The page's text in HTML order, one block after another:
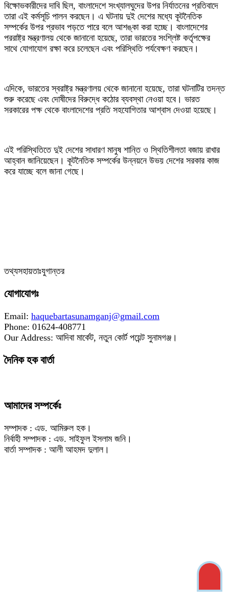
‎বিক্ষোভকারীদের দাবি ছিল, বাংলাদেশে সংখ্যালঘুদের উপর নির্যাতনের প্রতিবাদে
তারা এই কর্মসূচি পালন করছেন। এ ঘটনায় দুই দেশের মধ্যে কূটনৈতিক
সম্পর্কের উপর প্রভাব পড়তে পারে বলে আশঙ্কা করা হচ্ছে। বাংলাদেশের
পররাষ্ট্র মন্ত্রণালয় থেকে জানানো হয়েছে, তারা ভারতের সংশ্লিষ্ট কর্তৃপক্ষের
সাথে যোগাযোগ রক্ষা করে চলেছেন এবং পরিস্থিতি পর্যবেক্ষণ করছেন।
‎এদিকে, ভারতের স্বরাষ্ট্র মন্ত্রণালয় থেকে জানানো হয়েছে, তারা ঘটনাটির তদন্ত
শুরু করেছে এবং দোষীদের বিরুদ্ধে কঠোর ব্যবস্থা নেওয়া হবে। ভারত
সরকারের পক্ষ থেকে বাংলাদেশের প্রতি সহযোগিতার আশ্বাস দেওয়া হয়েছে।
‎এই পরিস্থিতিতে দুই দেশের সাধারণ মানুষ শান্তি ও স্থিতিশীলতা বজায় রাখার
আহ্বান জানিয়েছেন। কূটনৈতিক সম্পর্কের উন্নয়নে উভয় দেশের সরকার কাজ
করে যাচ্ছে বলে জানা গেছে।
‎তথ্যসহায়তাঃযুগান্তর
যোগাযোগঃ
Email: haquebartasunamganj@gmail.com
Phone: 01624-408771
Our Address: আদিবা মার্কেট, নতুন কোর্ট পয়েন্ট সুনামগঞ্জ।
দৈনিক হক বার্তা
আমাদের সম্পর্কেঃ
সম্পাদক : এড. আমিরুল হক।
নির্বাহী সম্পাদক : এড. সাইফুল ইসলাম জনি।
বার্তা সম্পাদক : আলী আহমদ দুলাল।